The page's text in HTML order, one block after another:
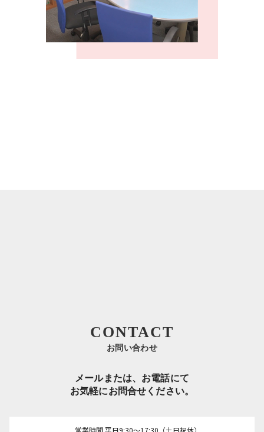
CONTACT
お問い合わせ
メールまたは、お電話にて
お気軽にお問合せください。